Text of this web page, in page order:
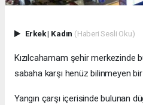
Erkek| Kadın (Haberi Sesli Oku)
Kızılcahamam şehir merkezinde
sabaha karşı henüz bilinmeyen bir
Yangın çarşı içerisinde bulunan